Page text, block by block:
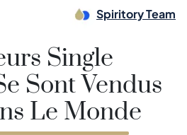
Spiritory Team
Single
Sont Vendus
Le Monde